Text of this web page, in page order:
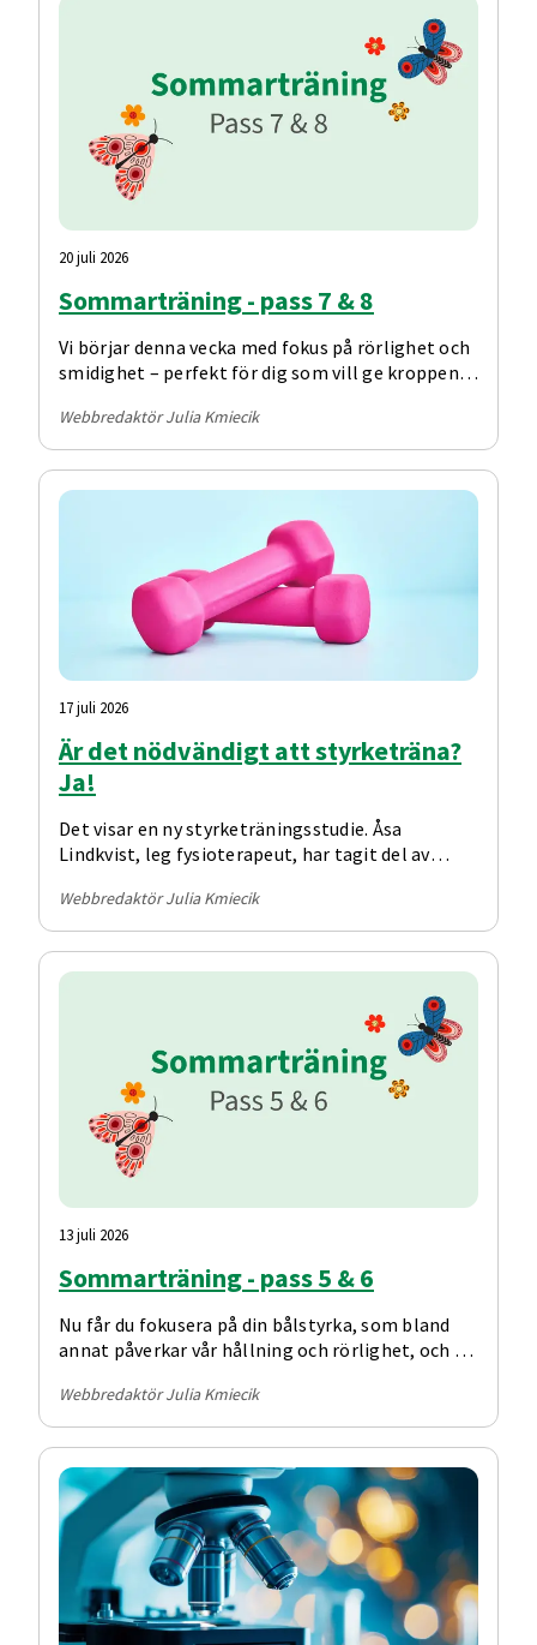
20 juli 2026
Sommarträning - pass 7 & 8
Vi börjar denna vecka med fokus på rörlighet och
smidighet – perfekt för dig som vill ge kroppen
benpass där du, efter uppvärmningen, använder
ett gummiband i alla övningar. Därefter
fortsätter vi
Webbredaktör Julia Kmiecik
17 juli 2026
Är det nödvändigt att styrketräna?
Ja!
Det visar en ny styrketräningsstudie. Åsa
Lindkvist, leg fysioterapeut, har tagit del av
Webbredaktör Julia Kmiecik
13 juli 2026
Sommarträning - pass 5 & 6
Nu får du fokusera på din bålstyrka, som bland
annat påverkar vår hållning och rörlighet, och så
Webbredaktör Julia Kmiecik